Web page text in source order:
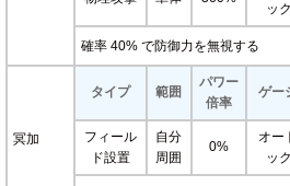
ッ
確率 40% で防御力を無視する
冥加
タイプ 範囲
パワー
倍率
ゲー
フィール
ド設置
自分
周囲
0%
オー
ッ